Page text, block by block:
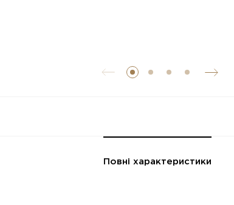
Повні характеристики